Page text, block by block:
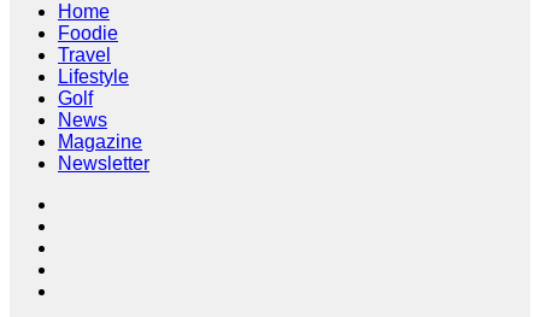
Home
Foodie
Travel
Lifestyle
Golf
News
Magazine
Newsletter